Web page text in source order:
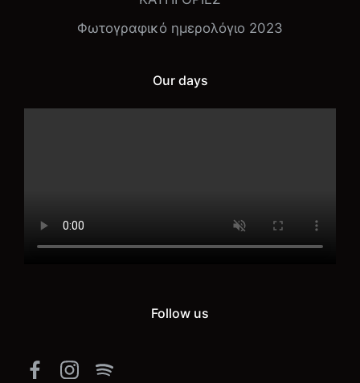
Φωτογραφικό ημερολόγιο 2023
Our days
Follow us
FacebookInstagram
Spotify